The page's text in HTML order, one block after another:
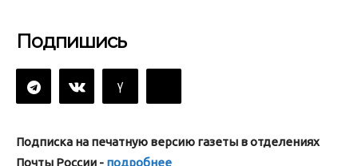
Подпишись
Подписка на печатную версию газеты в отделениях
Почты России - подробнее